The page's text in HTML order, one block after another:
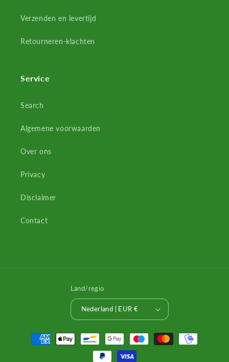
Verzenden en levertijd
Retourneren-klachten
Service
Search
Algemene voorwaarden
Over ons
Privacy
Disclaimer
Contact
Land/regio
Nederland | EUR €
Betaalmethoden